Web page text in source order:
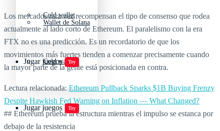
Cold wallet
Jugar juegos Try
Wallet de Solana
Cold wallet
Jugar juegos Try
Los mercados rara vez recompensan el tipo de consenso que rodea
actualmente al lado corto de Ethereum. El paralelismo con la era
FTX no es una predicción. Es un recordatorio de que los
movimientos más fuertes tienden a comenzar precisamente cuando
la mayor parte de la gente está posicionada en contra.
Lectura relacionada: Ethereum Pullback Sparks $1B Buying Frenzy
Despite Hawkish Fed Warning on Inflation — What Changed?
## Ethereum prueba la estructura mientras el impulso se estanca por
debajo de la resistencia